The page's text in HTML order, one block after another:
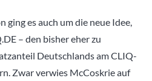
es auch um die neue Idee,
– den bisher eher zu
Deutschlands am CLIQ-
Zwar verwies McCoskrie auf